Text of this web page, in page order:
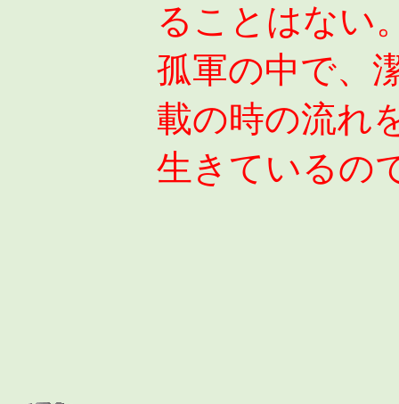
ることはない
孤軍の中で、
載の時の流れ
生きているの